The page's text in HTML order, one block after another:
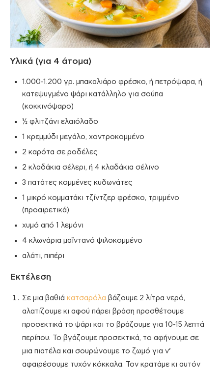
Υλικά (για 4 άτομα)
1.000-1.200 γρ. μπακαλιάρο φρέσκο, ή πετρόψαρα, ή
κατεψυγμένο ψάρι κατάλληλο για σούπα
(κοκκινόψαρο)
½ φλιτζάνι ελαιόλαδο
1 κρεμμύδι μεγάλο, χοντροκομμένο
2 καρότα σε ροδέλες
2 κλαδάκια σέλερι, ή 4 κλαδάκια σέλινο
3 πατάτες κομμένες κυδωνάτες
1 μικρό κομματάκι τζίντζερ φρέσκο, τριμμένο
(προαιρετικά)
χυμό από 1 λεμόνι
4 κλωνάρια μαϊντανό ψιλοκομμένο
αλάτι, πιπέρι
Εκτέλεση
Σε μια βαθιά κατσαρόλα βάζουμε 2 λίτρα νερό,
αλατίζουμε κι αφού πάρει βράση προσθέτουμε
προσεκτικά το ψάρι και το βράζουμε για 10-15 λεπτά
περίπου. Το βγάζουμε προσεκτικά, το αφήνουμε σε
μια πιατέλα και σουρώνουμε το ζωμό για ν’
αφαιρέσουμε τυχόν κόκκαλα. Τον κρατάμε κι αυτόν